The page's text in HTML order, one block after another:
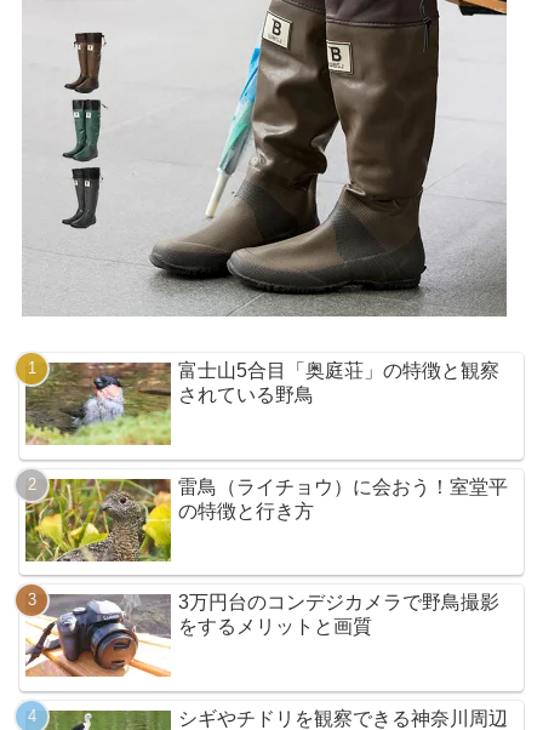
富士山5合目「奥庭荘」の特徴と観察
されている野鳥
雷鳥（ライチョウ）に会おう！室堂平
の特徴と行き方
3万円台のコンデジカメラで野鳥撮影
をするメリットと画質
シギやチドリを観察できる神奈川周辺